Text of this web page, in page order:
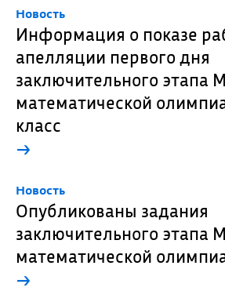
Новость
Информация о показе
апелляции первого дня
заключительного этапа
математической
класс
→
Новость
Опубликованы задания
заключительного этапа
математической
→